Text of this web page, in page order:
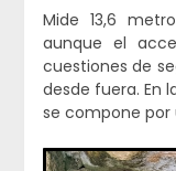
Mide 13,6
aunque el
cuestiones de
desde fuera. En
se compone por